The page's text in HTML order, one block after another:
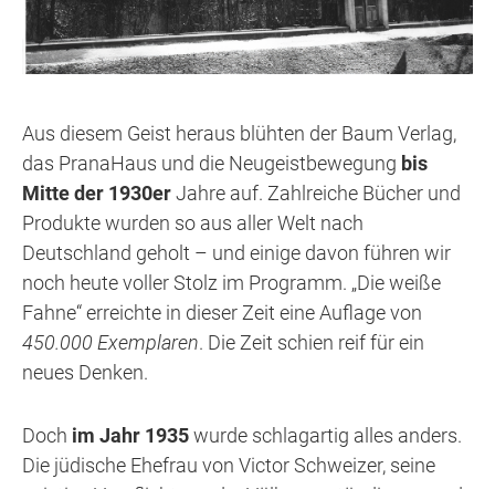
Aus diesem Geist heraus blühten der Baum Verlag,
das PranaHaus und die Neugeistbewegung bis
Mitte der 1930erJahre auf. Zahlreiche Bücher und
Produkte wurden so aus aller Welt nach
Deutschland geholt – und einige davon führen wir
noch heute voller Stolz im Programm. „Die weiße
Fahne“ erreichte in dieser Zeit eine Auflage von
450.000 Exemplaren. Die Zeit schien reif für ein
neues Denken.
Doch im Jahr 1935wurde schlagartig alles anders.
Die jüdische Ehefrau von Victor Schweizer, seine